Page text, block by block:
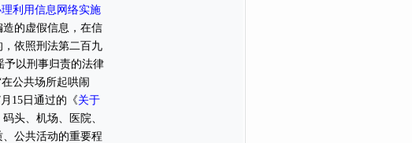
利用信息网络实施
的虚假信息，在信
依照刑法第二百九
予以刑事归责的法律
公共场所起哄闹
15日通过的《关于
头、机场、医院、
公共活动的重要程